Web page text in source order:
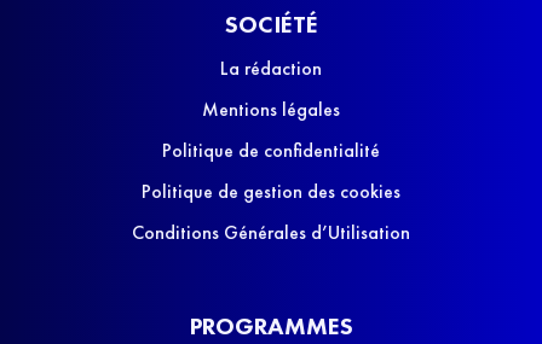
SOCIÉTÉ
La rédaction
Mentions légales
Politique de confidentialité
Politique de gestion des cookies
Conditions Générales d’Utilisation
PROGRAMMES